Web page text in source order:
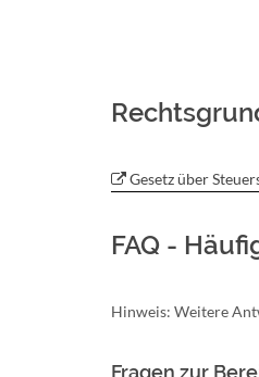
Gesetz über
FAQ -
Hinweis: Weitere
Fragen zur